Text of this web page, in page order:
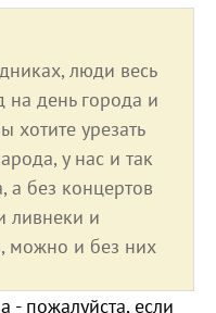
люди весь
на день города и
хотите урезать
у нас и так
а без концертов
ливнеки и
можно и без них
- пожалуйста, если